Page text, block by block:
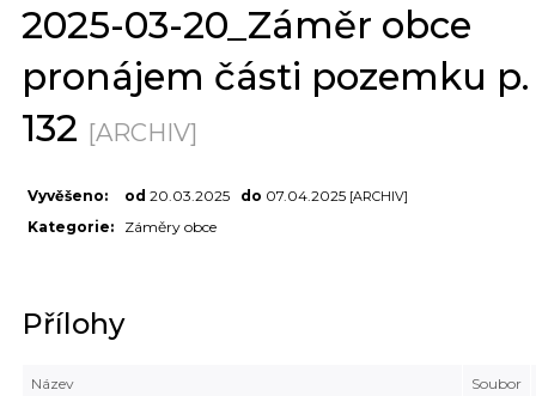
2025-03-20_Záměr obce
pronájem části pozemku p.
132 [ARCHIV]
Vyvěšeno: od 20.03.2025 do 07.04.2025 [ARCHIV]
Kategorie: Záměry obce
Přílohy
Název
Soubor